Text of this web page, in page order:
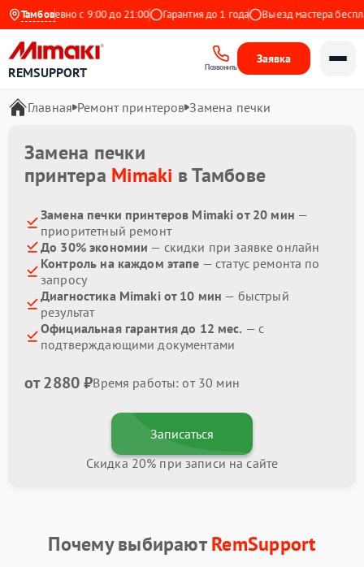
Тамбов
Ежедневно с 9:00 до 21:00 Гарантия до 1 года Выезд мастера
REMSUPPORT Позвонить
Заявка
Главная Ремонт принтеров Замена печки
Замена печки
принтера Mimaki в Тамбове
Замена печки принтеров Mimaki от 20 мин —
приоритетный ремонт
До 30% экономии — скидки при заявке онлайн
Контроль на каждом этапе — статус ремонта по
запросу
Диагностика Mimaki от 10 мин — быстрый
результат
Официальная гарантия до 12 мес. — с
подтверждающими документами
от 2880 ₽Время работы: от 30 мин
Записаться
Скидка 20% при записи на сайте
Почему выбираютRemSupport